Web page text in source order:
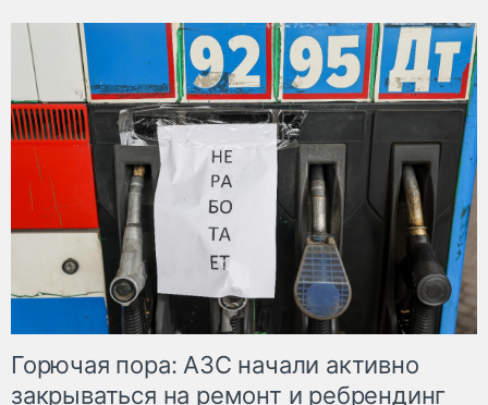
Горючая пора: АЗС начали активно
закрываться на ремонт и ребрендинг